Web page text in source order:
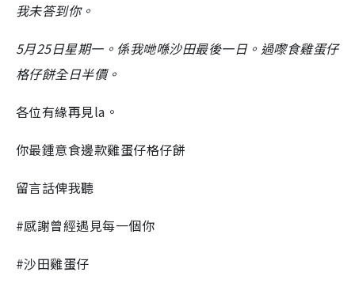
我未答到你。
5月25日星期一。係我哋喺沙田最後一日。過嚟食雞蛋仔
格仔餅全日半價。
各位有緣再見la。
你最鍾意食邊款雞蛋仔格仔餅
留言話俾我聽
#感謝曾經遇見每一個你
#沙田雞蛋仔